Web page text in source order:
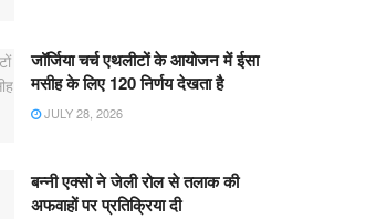
जॉर्जिया चर्च एथलीटों के आयोजन में ईसा
मसीह के लिए 120 निर्णय देखता है
JULY 28, 2026
बन्नी एक्सो ने जेली रोल से तलाक की
अफवाहों पर प्रतिक्रिया दी